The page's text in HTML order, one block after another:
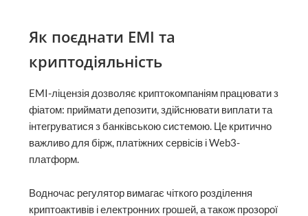
Як поєднати EMI та
криптодіяльність
EMI-ліцензія дозволяє криптокомпаніям працювати з
фіатом: приймати депозити, здійснювати виплати та
інтегруватися з банківською системою. Це критично
важливо для бірж, платіжних сервісів і Web3-
платформ.
Водночас регулятор вимагає чіткого розділення
криптоактивів і електронних грошей, а також прозорої